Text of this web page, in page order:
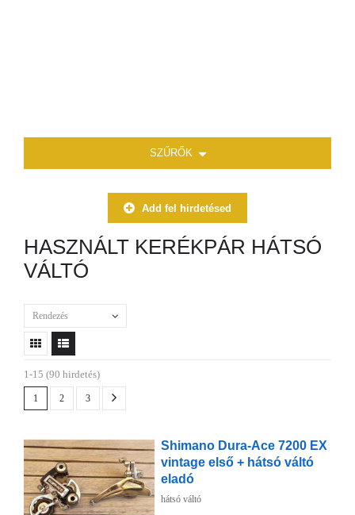
SZŰRŐK
Add fel hirdetésed
HASZNÁLT KERÉKPÁR HÁTSÓ
VÁLTÓ
Rendezés
1-15 (90 hirdetés)
1 2 3
Shimano Dura-Ace 7200 EX
vintage első + hátsó váltó
eladó
hátsó váltó